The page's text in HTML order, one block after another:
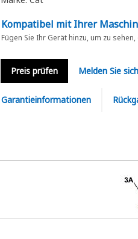
Kompatibel mit Ihrer
Fügen Sie Ihr Gerät hinzu, um zu
Preis prüfen Melden Sie
Garantieinformationen